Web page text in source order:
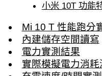
小米 10T 功能
Mi 10 T 性能跑分
內建儲存空間讀寫
電力實測結果
實際模擬電力消